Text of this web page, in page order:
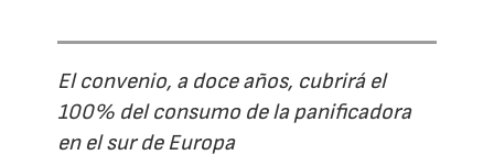
El convenio, a doce años, cubrirá el
100% del consumo de la panificadora
en el sur de Europa